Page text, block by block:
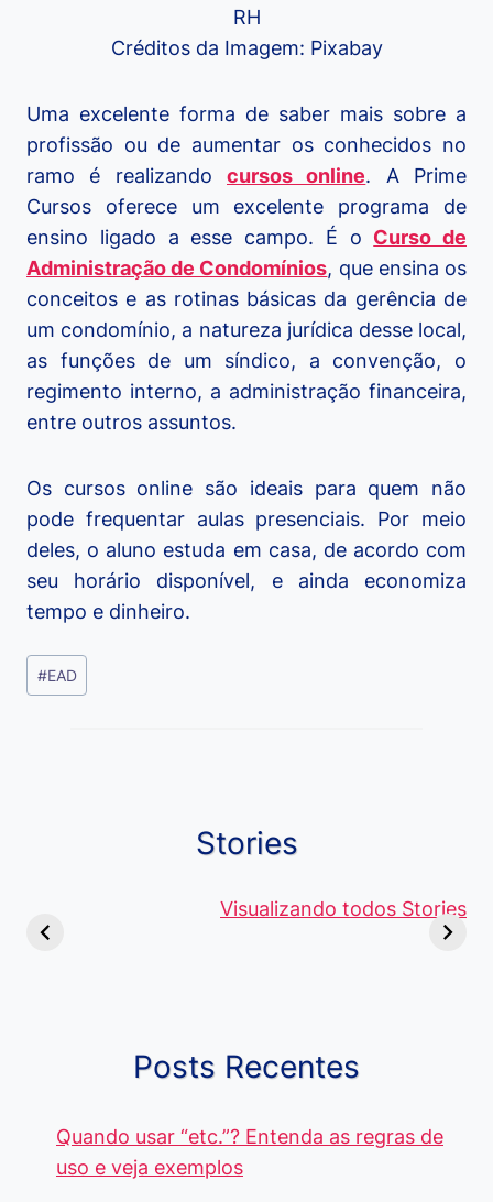
RH
Créditos da Imagem: Pixabay
Uma excelente forma de saber mais sobre a
profissão ou de aumentar os conhecidos no
ramo é realizando cursos online. A Prime
Cursos oferece um excelente programa de
ensino ligado a esse campo. É o Curso de
Administração de Condomínios, que ensina os
conceitos e as rotinas básicas da gerência de
um condomínio, a natureza jurídica desse local,
as funções de um síndico, a convenção, o
regimento interno, a administração financeira,
entre outros assuntos.
Os cursos online são ideais para quem não
pode frequentar aulas presenciais. Por meio
deles, o aluno estuda em casa, de acordo com
seu horário disponível, e ainda economiza
tempo e dinheiro.
Tags
do
#EAD
Stories
Visualizando todos Stories
Diferença e
de 5 Centavos
Curso de
Pacote
Posts Recentes
Quando usar “etc.”? Entenda as regras de
uso e veja exemplos